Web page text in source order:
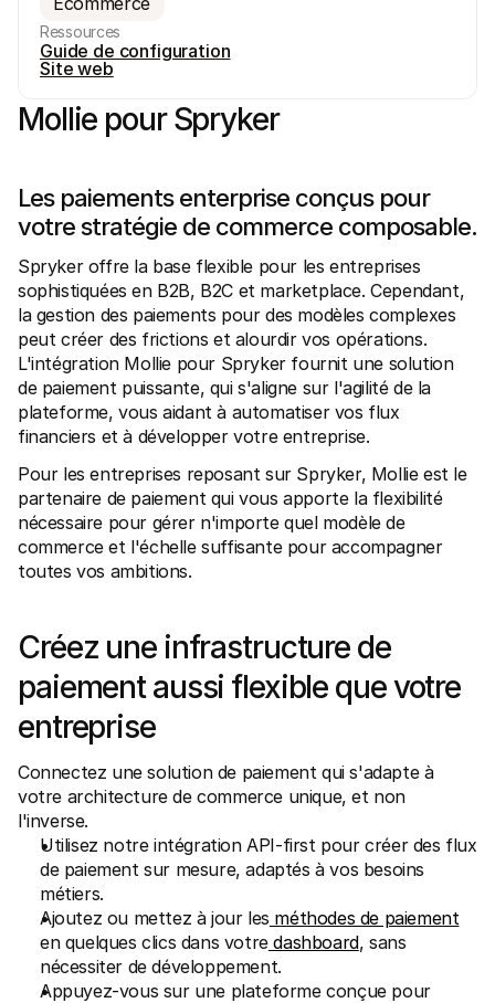
Ressources
Guide de configuration
Site web
Mollie pour Spryker
Les paiements enterprise conçus pour
votre stratégie de commerce composable.
Spryker offre la base flexible pour les entreprises
sophistiquées en B2B, B2C et marketplace. Cependant,
la gestion des paiements pour des modèles complexes
peut créer des frictions et alourdir vos opérations.
L'intégration Mollie pour Spryker fournit une solution
de paiement puissante, qui s'aligne sur l'agilité de la
plateforme, vous aidant à automatiser vos flux
financiers et à développer votre entreprise.
Pour les entreprises reposant sur Spryker, Mollie est le
partenaire de paiement qui vous apporte la flexibilité
nécessaire pour gérer n'importe quel modèle de
commerce et l'échelle suffisante pour accompagner
toutes vos ambitions.
Créez une infrastructure de
paiement aussi flexible que votre
entreprise
Connectez une solution de paiement qui s'adapte à
votre architecture de commerce unique, et non
l'inverse.
Utilisez notre intégration API-first pour créer des flux
de paiement sur mesure, adaptés à vos besoins
métiers.
Ajoutez ou mettez à jour les méthodes de paiement
en quelques clics dans votre dashboard, sans
nécessiter de développement.
Appuyez-vous sur une plateforme conçue pour
Découvrez les ressources de développement et les mises à
jour
Bibliothèques
Intégrez Mollie avec des packages prêts à l'emploi
Communauté Discord
Rejoignez notre communauté de développeurs
À propos de Mollie
Tarifs
Consultez nos tarifs
À propos
Notre histoire et nos valeurs
Actualités
Lire les dernières actualités de
Mollie
Nous rejoindre
Rejoignez notre équipe - nous
recrutons !
Contact
Pour les consommateurs
Découvrez pourquoi Mollie figure sur votre relevé bancaire
Pour les clients Mollie
Contactez notre équipe support